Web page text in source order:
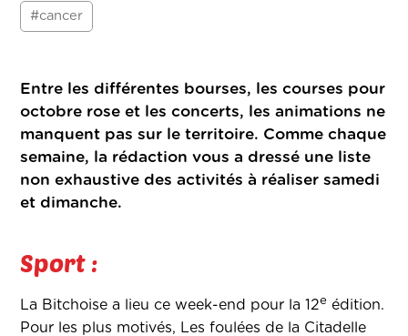
#cancer
Entre les différentes bourses, les courses pour
octobre rose et les concerts, les animations ne
manquent pas sur le territoire. Comme chaque
semaine, la rédaction vous a dressé une liste
non exhaustive des activités à réaliser samedi
et dimanche.
Sport :
La Bitchoise a lieu ce week-end pour la 12e édition.
Pour les plus motivés, Les foulées de la Citadelle